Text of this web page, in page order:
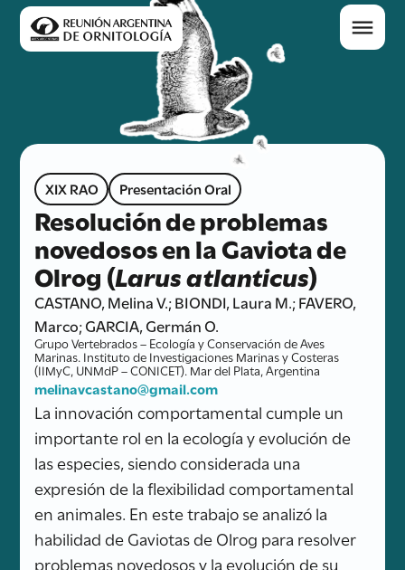
XIX RAO Presentación Oral
Resolución de problemas
novedosos en la Gaviota de
Olrog (Larus atlanticus)
CASTANO, Melina V.; BIONDI, Laura M.; FAVERO,
Marco; GARCIA, Germán O.
Grupo Vertebrados – Ecología y Conservación de Aves
Marinas. Instituto de Investigaciones Marinas y Costeras
(IIMyC, UNMdP – CONICET). Mar del Plata, Argentina
melinavcastano@gmail.com
La innovación comportamental cumple un
importante rol en la ecología y evolución de
las especies, siendo considerada una
expresión de la flexibilidad comportamental
en animales. En este trabajo se analizó la
habilidad de Gaviotas de Olrog para resolver
problemas novedosos y la evolución de su